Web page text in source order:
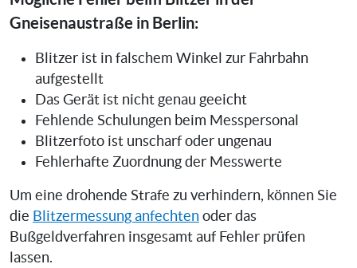
Gneisenaustraße in Berlin:
Blitzer ist in falschem Winkel zur Fahrbahn
aufgestellt
Das Gerät ist nicht genau geeicht
Fehlende Schulungen beim Messpersonal
Blitzerfoto ist unscharf oder ungenau
Fehlerhafte Zuordnung der Messwerte
Um eine drohende Strafe zu verhindern, können Sie
die Blitzermessung anfechten oder das
Bußgeldverfahren insgesamt auf Fehler prüfen
lassen.